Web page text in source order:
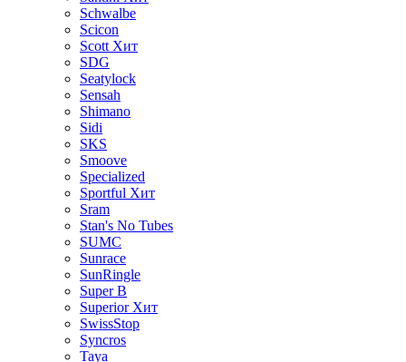
Schwalbe
Scicon
Scott Хит
SDG
Seatylock
Sensah
Shimano
Sidi
SKS
Smoove
Specialized
Sportful Хит
Sram
Stan's No Tubes
SUMC
Sunrace
SunRingle
Super B
Superior Хит
SwissStop
Syncros
Taya